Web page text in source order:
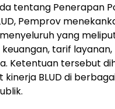
tentang Penerapan
Pemprov
yang
tarif
Ketentuan tersebut
BLUD di